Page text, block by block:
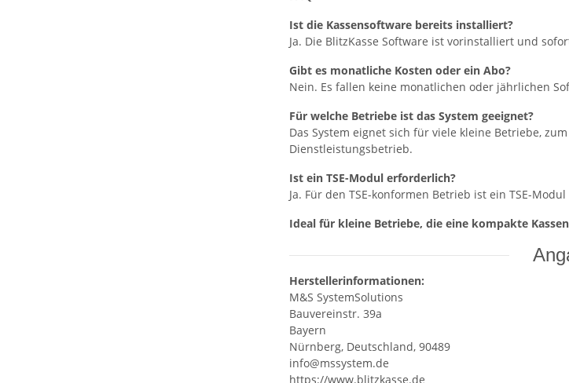
Ist die Kassensoftware bereits installiert?
Ja. Die BlitzKasse Software ist vorinstalliert und
Gibt es monatliche Kosten oder ein Abo?
Nein. Es fallen keine monatlichen oder jährlichen
Für welche Betriebe ist das System geeignet?
Das System eignet sich für viele kleine Betriebe,
Dienstleistungsbetrieb.
Ist ein TSE-Modul erforderlich?
Ja. Für den TSE-konformen Betrieb ist ein TSE-
Ideal für kleine Betriebe, die eine kompakte
Herstellerinformationen:
M&S SystemSolutions
Bauvereinstr. 39a
Bayern
Nürnberg, Deutschland, 90489
info@mssystem.de
https://www.blitzkasse.de